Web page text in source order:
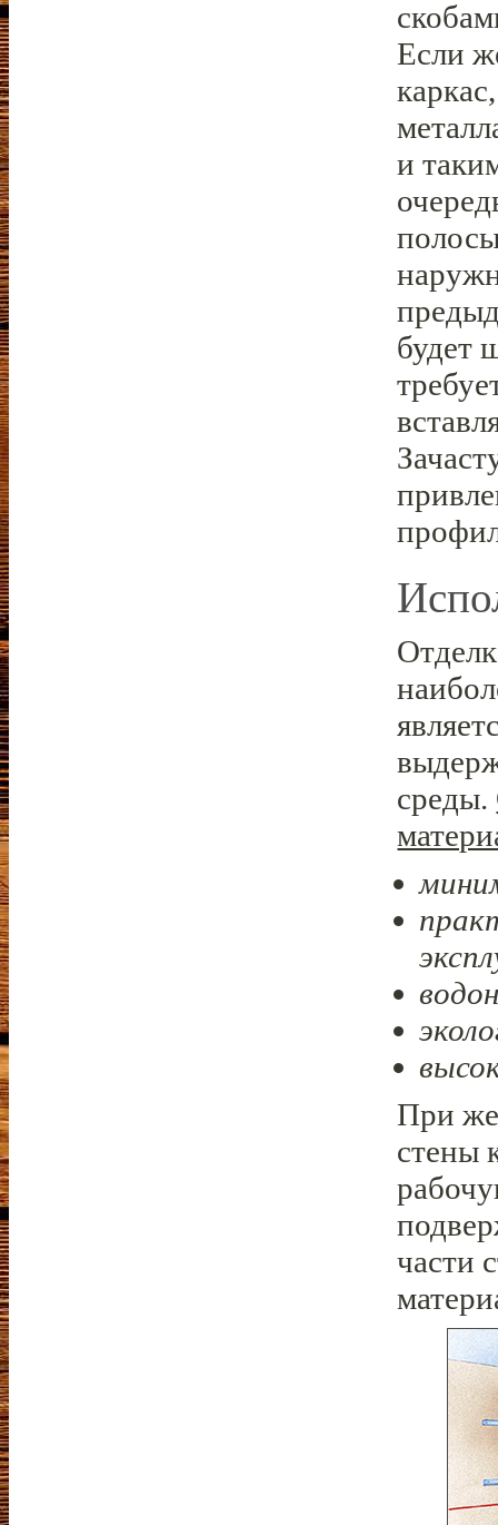
Если
и
будет
среды.
При
стены
части